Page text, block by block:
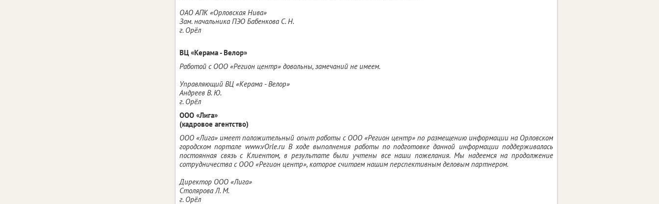
ОАО АПК «Орловская Нива»
Зам. начальника ПЭО Бабенкова С. Н.
г. Орёл
ВЦ «Керама - Велор»
Работой с ООО «Регион центр» довольны, замечаний не имеем.
Управляющий ВЦ «Керама - Велор»
Андреев В. Ю.
г. Орёл
ООО «Лига»
(кадровое агентство)
ООО «Лига» имеет положительный опыт работы с ООО «Регион центр» по размещению информации на Орловском
городском портале www.vОrle.ru В ходе выполнения работы по подготовке данной информации поддерживалась
постоянная связь с Клиентом, в результате были учтены все наши пожелания. Мы надеемся на продолжение
сотрудничества с ООО «Регион центр», которое считаем нашим перспективным деловым партнером.
Директор ООО «Лига»
Столярова Л. М.
г. Орёл